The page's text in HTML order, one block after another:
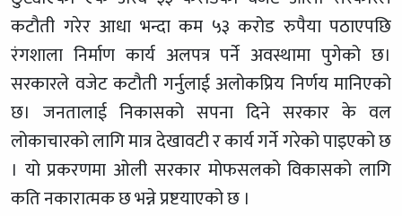
कटौती गरेर आधा भन्दा कम ५३ करोड रुपैया पठाएपछि
रंगशाला निर्माण कार्य अलपत्र पर्ने अवस्थामा पुगेको छ।
सरकारले वजेट कटौती गर्नुलाई अलोकप्रिय निर्णय मानिएको
छ। जनतालाई निकासको सपना दिने सरकार के वल
लोकाचारको लागि मात्र देखावटी र कार्य गर्ने गरेको पाइएको छ
। यो प्रकरणमा ओली सरकार मोफसलको विकासको लागि
कति नकारात्मक छ भन्ने प्रष्टयाएको छ ।